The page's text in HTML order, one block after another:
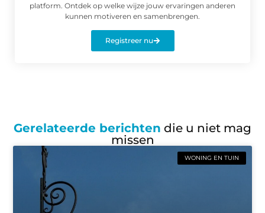
platform. Ontdek op welke wijze jouw ervaringen anderen
kunnen motiveren en samenbrengen.
Registreer nu
Gerelateerde berichten die u niet mag
missen
WONING EN TUIN